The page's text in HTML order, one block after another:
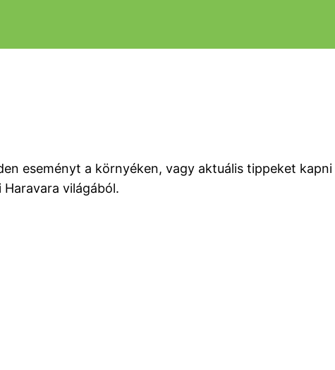
eseményt a környéken, vagy aktuális tippeket
világából.